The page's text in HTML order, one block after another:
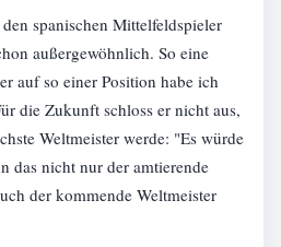
spanischen Mittelfeldspieler
außergewöhnlich. So eine
auf so einer Position habe ich
die Zukunft schloss er nicht aus,
Weltmeister werde: "Es würde
das nicht nur der amtierende
der kommende Weltmeister